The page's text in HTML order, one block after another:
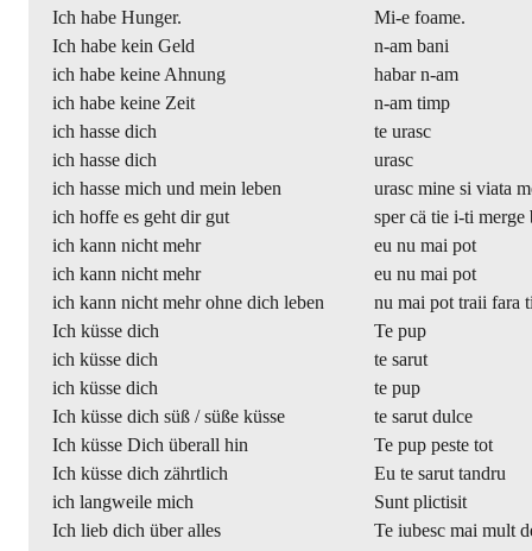
Ich habe Hunger.
Mi-e foame.
Ich habe kein Geld
n-am bani
ich habe keine Ahnung
habar n-am
ich habe keine Zeit
n-am timp
ich hasse dich
te urasc
ich hasse dich
urasc
ich hasse mich und mein leben
urasc mine si viata
ich hoffe es geht dir gut
sper cä tie i-ti merge
ich kann nicht mehr
eu nu mai pot
ich kann nicht mehr
eu nu mai pot
ich kann nicht mehr ohne dich leben
nu mai pot traii fara
Ich küsse dich
Te pup
ich küsse dich
te sarut
ich küsse dich
te pup
Ich küsse dich süß / süße küsse
te sarut dulce
Ich küsse Dich überall hin
Te pup peste tot
Ich küsse dich zährtlich
Eu te sarut tandru
ich langweile mich
Sunt plictisit
Ich lieb dich über alles
Te iubesc mai mult